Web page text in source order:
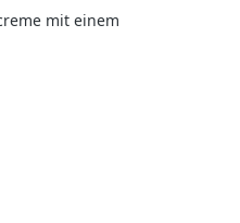
mit einem